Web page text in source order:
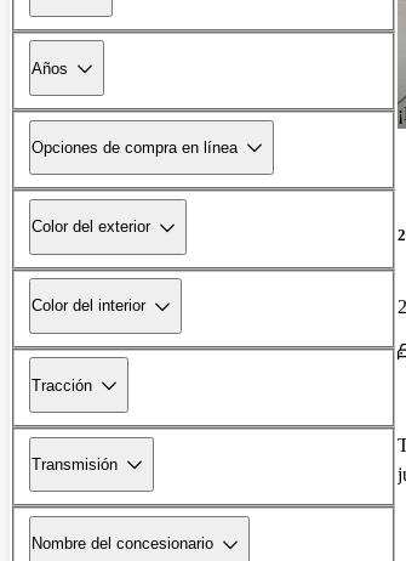
Años
Opciones de compra en línea
Color del exterior
Color del interior
Tracción
Transmisión
Nombre del concesionario